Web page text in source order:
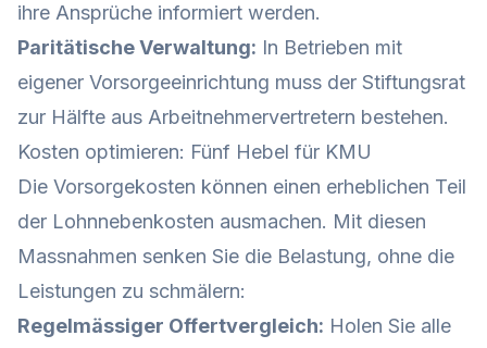
ihre Ansprüche informiert werden.
Paritätische Verwaltung: In Betrieben mit
eigener Vorsorgeeinrichtung muss der Stiftungsrat
zur Hälfte aus Arbeitnehmervertretern bestehen.
Kosten optimieren: Fünf Hebel für KMU
Die Vorsorgekosten können einen erheblichen Teil
der Lohnnebenkosten ausmachen. Mit diesen
Massnahmen senken Sie die Belastung, ohne die
Leistungen zu schmälern:
Regelmässiger Offertvergleich: Holen Sie alle